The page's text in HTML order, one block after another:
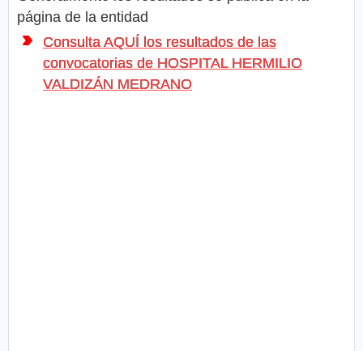
página de la entidad
Consulta AQUÍ los resultados de las
convocatorias de HOSPITAL HERMILIO
VALDIZÁN MEDRANO